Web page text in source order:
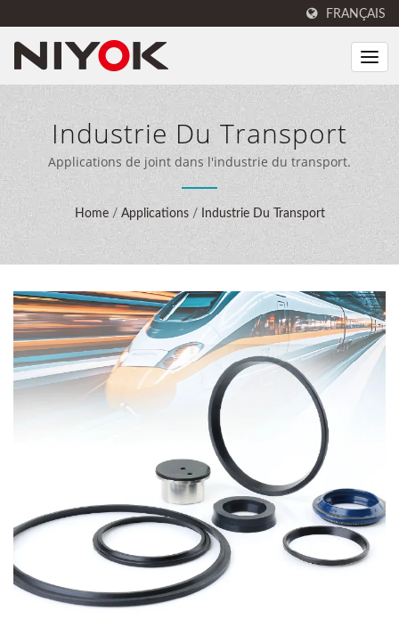
FRANÇAIS
Industrie Du Transport
Applications de joint dans l'industrie du transport.
Home / Applications / Industrie Du Transport